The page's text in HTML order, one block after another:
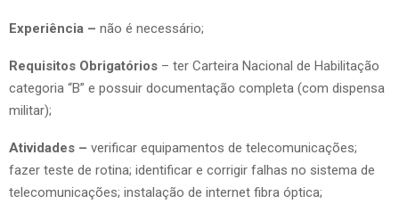
Experiência – não é necessário;
Requisitos Obrigatórios – ter Carteira Nacional de Habilitação
categoria “B” e possuir documentação completa (com dispensa
militar);
Atividades – verificar equipamentos de telecomunicações;
fazer teste de rotina; identificar e corrigir falhas no sistema de
telecomunicações; instalação de internet fibra óptica;